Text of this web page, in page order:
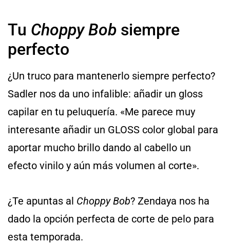
Tu Choppy Bob siempre
perfecto
¿Un truco para mantenerlo siempre perfecto?
Sadler nos da uno infalible: añadir un gloss
capilar en tu peluquería. «Me parece muy
interesante añadir un GLOSS color global para
aportar mucho brillo dando al cabello un
efecto vinilo y aún más volumen al corte».
¿Te apuntas al Choppy Bob? Zendaya nos ha
dado la opción perfecta de corte de pelo para
esta temporada.